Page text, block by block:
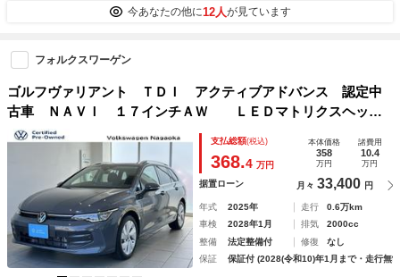
今あなたの他に12人が見ています
フォルクスワーゲン
ゴルフヴァリアント ＴＤＩ アクティブアドバンス 認定中
古車 ＮＡＶＩ １７インチＡＷ ＬＥＤマトリクスヘッド
ライト デジタルメーター トラベルアシスト アラウンドビ
ューカメラ リアビューカメラ オートホールド スマートエ
支払総額(税込)
368.4 万円
本体価格
358
万円
諸費用
10.4
万円
据置ローン 月々 33,400 円
年式 2025年 走行
0.6万km
車検
2028年1月 排気
2000cc
整備
法定整備付 修復
なし
保証
保証付 (2028(令和10)年1月まで・走行無